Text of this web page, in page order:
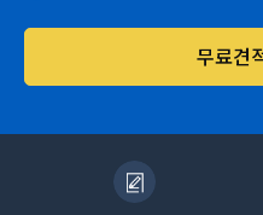
무료견